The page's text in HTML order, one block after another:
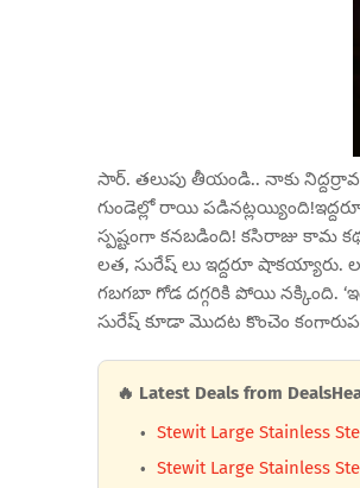
సార్. తలుపు తీయండి.. నాకు
గుండెల్లో రాయి
స్పష్టంగా కనబడింది! కసిరాజు కామ
లత, సురేష్ లు ఇద్దరూ షాకయ్యారు.
గబగబా గోడ దగ్గరికి పోయి నక్కింది.
సురేష్ కూడా మొదట కొంచెం
🔥 Latest Deals from
Stewit Large Stainless
Stewit Large Stainless